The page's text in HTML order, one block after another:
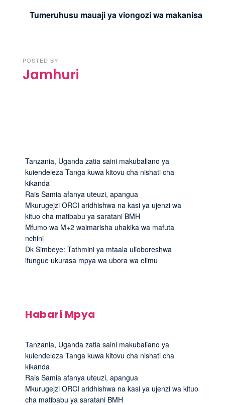
Tumeruhusu mauaji ya viongozi wa makanisa
POSTED BY
Jamhuri
Tanzania, Uganda zatia saini makubaliano ya
kuiendeleza Tanga kuwa kitovu cha nishati cha
kikanda
Rais Samia afanya uteuzi, apangua
Mkurugejzi ORCI aridhishwa na kasi ya ujenzi wa
kituo cha matibabu ya saratani BMH
Mfumo wa M+2 waimarisha uhakika wa mafuta
nchini
Dk Simbeye: Tathmini ya mtaala ulioboreshwa
ifungue ukurasa mpya wa ubora wa elimu
Habari Mpya
Tanzania, Uganda zatia saini makubaliano ya
kuiendeleza Tanga kuwa kitovu cha nishati cha
kikanda
Rais Samia afanya uteuzi, apangua
Mkurugejzi ORCI aridhishwa na kasi ya ujenzi wa kituo
cha matibabu ya saratani BMH